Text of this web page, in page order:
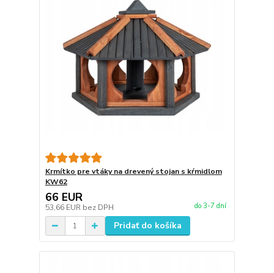
Krmítko pre vtáky na drevený stojan s kŕmidlom
KW62
66 EUR
53,66 EUR bez DPH do 3-7 dní
Pridať do košíka